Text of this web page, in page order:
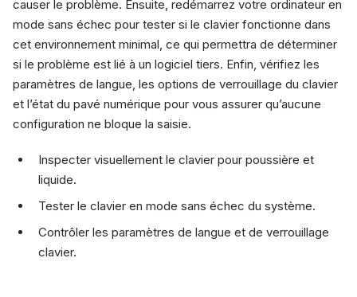
causer le problème. Ensuite, redémarrez votre ordinateur en
mode sans échec pour tester si le clavier fonctionne dans
cet environnement minimal, ce qui permettra de déterminer
si le problème est lié à un logiciel tiers. Enfin, vérifiez les
paramètres de langue, les options de verrouillage du clavier
et l’état du pavé numérique pour vous assurer qu’aucune
configuration ne bloque la saisie.
Inspecter visuellement le clavier pour poussière et
liquide.
Tester le clavier en mode sans échec du système.
Contrôler les paramètres de langue et de verrouillage
clavier.